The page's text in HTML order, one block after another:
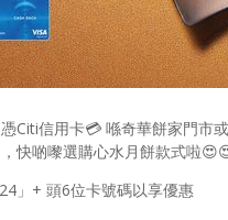
Citi信用卡💳 喺奇華餅家門市
快啲嚟選購心水月餅款式啦
」+ 頭6位卡號碼以享優惠